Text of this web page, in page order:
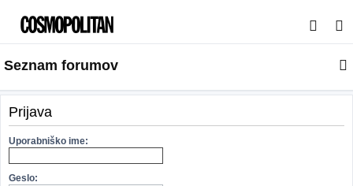
s
a
j
Seznam forumov
Prijava
Uporabniško ime:
Geslo: